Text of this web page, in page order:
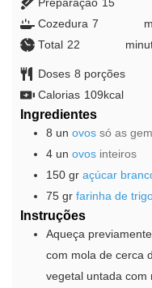
Preparação 15minutes
Cozedura 7minutes
Total 22minutes
Doses 8 porções
Calorias 109 kcal
Ingredientes
8 un ovos só as
4 un ovos inteiros
150 gr açúcar
75 gr farinha de
Instruções
Aqueça
com mola de cerca
vegetal untada com